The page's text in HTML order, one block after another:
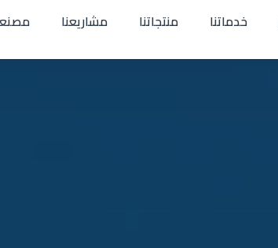
خدماتنا منتجاتنا مشاريعنا